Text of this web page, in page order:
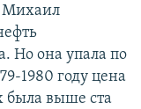
Михаил
Но она упала по
1980 году цена
была выше ста